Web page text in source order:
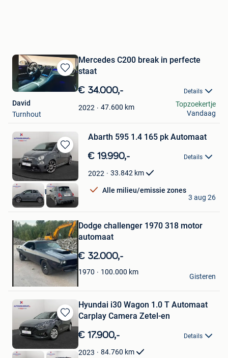
Bewaren
Favorieten
Mercedes C200 break in perfecte
staat
€ 34.000,- Details
2022 47.600 km
David
Turnhout
Topzoekertje
Vandaag
Bewaren
in
Mijn
Favorieten
Abarth 595 1.4 165 pk Automaat
€ 19.990,- Details
2022 33.842 km
Alle milieu/emissie zones
AUTOKRUISPUNT
Tielt
3 aug 26
Bewaren
Mijn
Favorieten
Dodge challenger 1970 318 motor
automaat
€ 32.000,-
1970 100.000 km
Benjamin
Overijse
Gisteren
Bewaren
in
Mijn
Favorieten
Hyundai i30 Wagon 1.0 T Automaat
Carplay Camera Zetel-en
€ 17.900,- Details
2023 84.760 km